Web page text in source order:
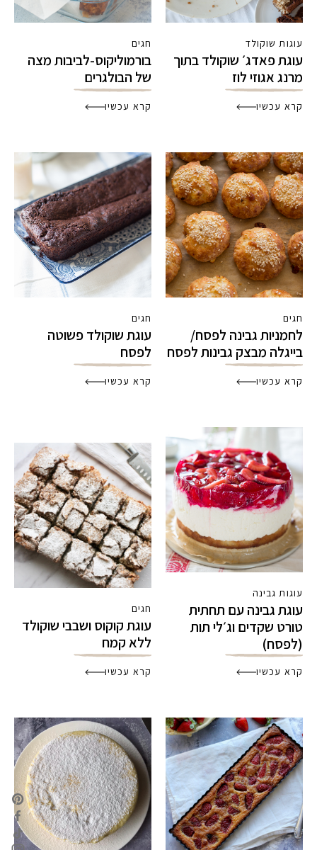
עוגות שוקולד
עוגת פאדג׳ שוקולד בתוך
מרנג אגוזי לוז
קרא עכשיו
חגים
בורמוליקוס-לביבות מצה
של הבולגרים
קרא עכשיו
חגים
לחמניות גבינה לפסח/
בייגלה מבצק גבינות לפסח
קרא עכשיו
חגים
עוגת שוקולד פשוטה
לפסח
קרא עכשיו
עוגות גבינה
עוגת גבינה עם תחתית
טורט שקדים וג׳לי תות
(לפסח)
קרא עכשיו
חגים
עוגת קוקוס ושבבי שוקולד
ללא קמח
קרא עכשיו